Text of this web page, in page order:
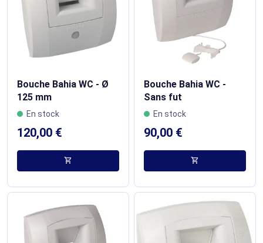
Bouche Bahia WC - Ø
125 mm
En stock
120,00 €
shopping_cart
Bouche Bahia WC -
Sans fut
En stock
90,00 €
shopping_cart